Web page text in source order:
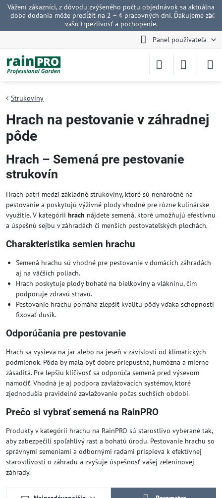
✕
Vážení zákazníci, z dôvodu zvýšeného počtu objednávok sa aktuálna
doba dodania môže predĺžiť na 2 – 4 pracovných dní. Ďakujeme za
vašu trpezlivosť a pochopenie.
Panel používateľa
Strukoviny
Hrach na pestovanie v záhradnej
pôde
Hrach – Semená pre pestovanie
strukovín
Hrach patrí medzi základné strukoviny, ktoré sú nenáročné na
pestovanie a poskytujú výživné plody vhodné pre rôzne kulinárske
využitie. V kategórii hrach nájdete semená, ktoré umožňujú efektívnu
a úspešnú sejbu v záhradách či menších pestovateľských plochách.
Charakteristika semien hrachu
Semená hrachu sú vhodné pre pestovanie v domácich záhradách
aj na väčších poliach.
Hrach poskytuje plody bohaté na bielkoviny a vlákninu, čím
podporuje zdravú stravu.
Pestovanie hrachu pomáha zlepšiť kvalitu pôdy vďaka schopnosti
fixovať dusík.
Odporúčania pre pestovanie
Hrach sa vysieva na jar alebo na jeseň v závislosti od klimatických
podmienok. Pôda by mala byť dobre priepustná, humózna a mierne
zásaditá. Pre lepšiu klíčivosť sa odporúča semená pred výsevom
namočiť. Vhodná je aj podpora zavlažovacích systémov, ktoré
zjednodušia pravidelné zavlažovanie počas suchších období.
Prečo si vybrať semená na RainPRO
Produkty v kategórii hrachu na RainPRO sú starostlivo vyberané tak,
aby zabezpečili spoľahlivý rast a bohatú úrodu. Pestovanie hrachu so
správnymi semeniami a odbornými radami prispieva k efektívnej
starostlivosti o záhradu a zvyšuje úspešnosť vašej zeleninovej
záhrady.